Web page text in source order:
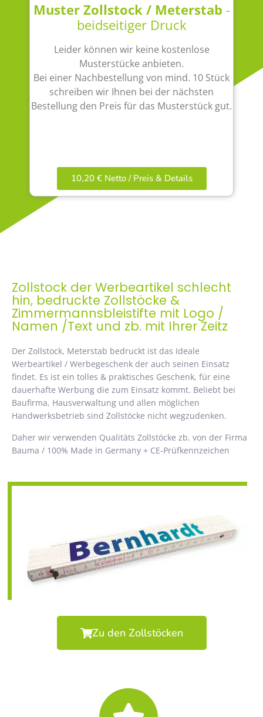
Muster Zollstock / Meterstab -
beidseitiger Druck
Leider können wir keine kostenlose
Musterstücke anbieten.
Bei einer Nachbestellung von mind. 10 Stück
schreiben wir Ihnen bei der nächsten
Bestellung den Preis für das Musterstück gut.
10,20 € Netto / Preis & Details
Zollstock der Werbeartikel schlecht
hin, bedruckte Zollstöcke &
Zimmermannsbleistifte mit Logo /
Namen /Text und zb. mit Ihrer Zeitz
Der Zollstock, Meterstab bedruckt ist das Ideale
Werbeartikel / Werbegeschenk der auch seinen Einsatz
findet. Es ist ein tolles & praktisches Geschenk, für eine
dauerhafte Werbung die zum Einsatz kommt. Beliebt bei
Baufirma, Hausverwaltung und allen möglichen
Handwerksbetrieb sind Zollstöcke nicht wegzudenken.
Daher wir verwenden Qualitäts Zollstöcke zb. von der Firma
Bauma / 100% Made in Germany + CE-Prüfkennzeichen
Zu den Zollstöcken